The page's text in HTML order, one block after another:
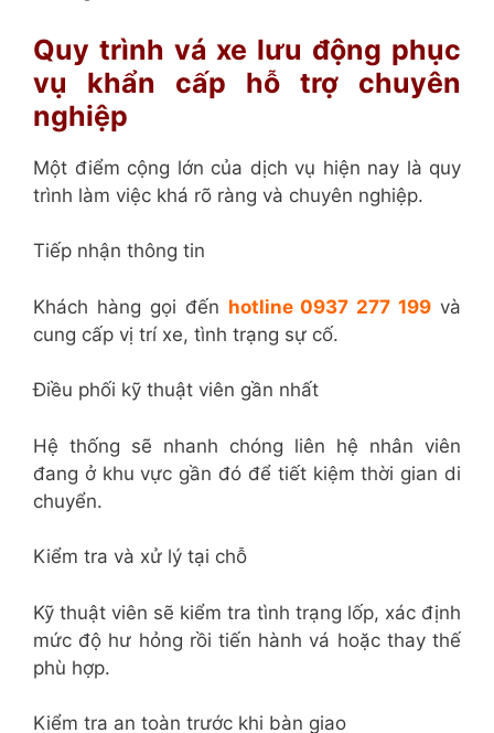
Quy trình vá xe lưu động phục
vụ khẩn cấp hỗ trợ chuyên
nghiệp
Một điểm cộng lớn của dịch vụ hiện nay là quy
trình làm việc khá rõ ràng và chuyên nghiệp.
Tiếp nhận thông tin
Khách hàng gọi đến hotline 0937 277 199 và
cung cấp vị trí xe, tình trạng sự cố.
Điều phối kỹ thuật viên gần nhất
Hệ thống sẽ nhanh chóng liên hệ nhân viên
đang ở khu vực gần đó để tiết kiệm thời gian di
chuyển.
Kiểm tra và xử lý tại chỗ
Kỹ thuật viên sẽ kiểm tra tình trạng lốp, xác định
mức độ hư hỏng rồi tiến hành vá hoặc thay thế
phù hợp.
Kiểm tra an toàn trước khi bàn giao